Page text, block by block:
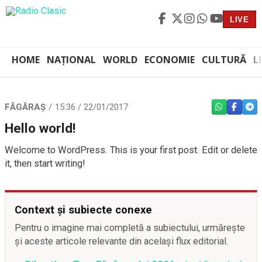
LIVE
HOME NAȚIONAL WORLD ECONOMIE CULTURĂ
FĂGĂRAȘ 15:36 / 22/01/2017 WHATSAPP
Hello world!
Welcome to WordPress. This is your first post. Edit or delete
it, then start writing!
Context și subiecte conexe
Pentru o imagine mai completă a subiectului, urmărește
și aceste articole relevante din același flux editorial.